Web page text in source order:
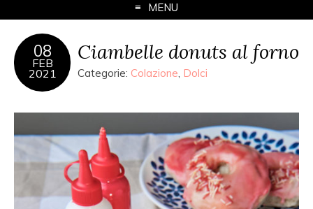
MENU
08
FEB
2021
Ciambelle donuts al forno
Categorie: Colazione, Dolci